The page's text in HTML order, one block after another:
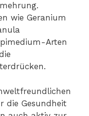
wie Geranium
Arten
die Gesundheit